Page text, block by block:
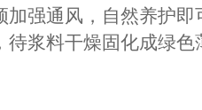
加强通风，自然养护即
待浆料干燥固化成绿色